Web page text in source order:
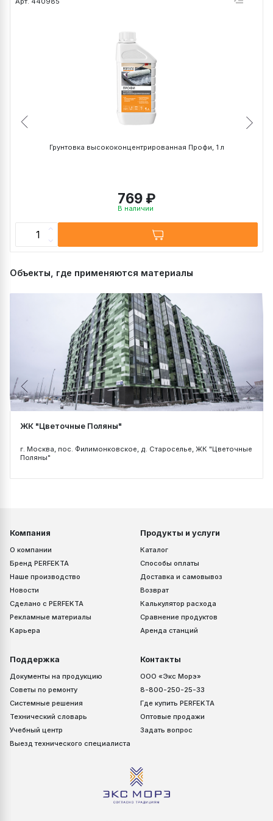
Грунтовка высококонцентрированная Профи, 1 л
769 ₽
В наличии
Объекты, где применяются материалы
ЖК "Цветочные Поляны"
г. Москва, пос. Филимонковское, д. Староселье, ЖК "Цветочные
Поляны"
Компания
О компании
Бренд PERFEKTA
Наше производство
Новости
Сделано с PERFEKTA
Рекламные материалы
Карьера
Продукты и услуги
Каталог
Способы оплаты
Доставка и самовывоз
Возврат
Калькулятор расхода
Сравнение продуктов
Аренда станций
Поддержка
Документы на продукцию
Советы по ремонту
Системные решения
Технический словарь
Учебный центр
Выезд технического специалиста
Контакты
ООО «Экс Морэ»
8-800-250-25-33
Где купить PERFEKTA
Оптовые продажи
Задать вопрос